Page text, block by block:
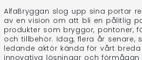
AlfaBryggan slog upp sina portar
av en vision om att bli en pålitlig
produkter som bryggor, pontoner,
och tillbehör. Idag, flera år senare,
ledande aktör kända för vårt
innovativa lösningar och